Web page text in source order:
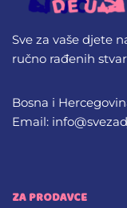
Sve za vaše djete
ručno rađenih
Bosna i
Email:
ZA PRODAVCE